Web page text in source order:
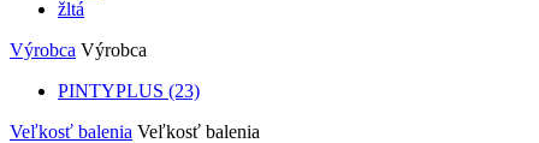
žltá
Výrobca Výrobca
PINTYPLUS (23)
Veľkosť balenia Veľkosť balenia